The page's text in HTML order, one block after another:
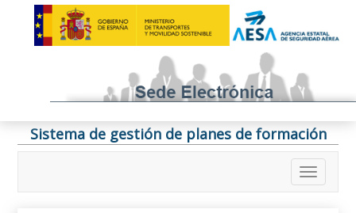
Sistema de gestión de planes de formación